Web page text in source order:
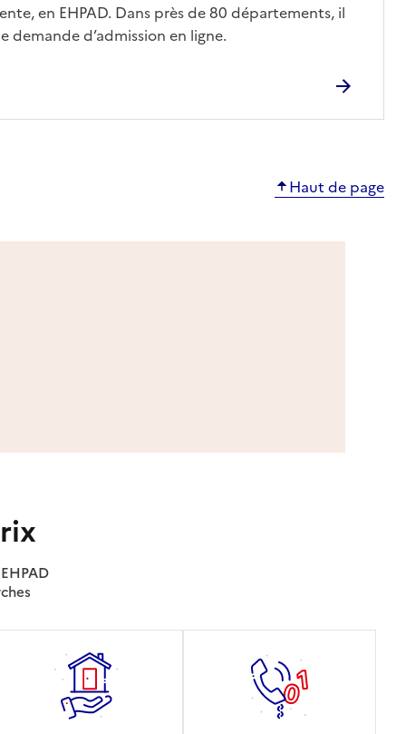
en EHPAD. Dans près de 80 départements, il
demande d’admission en ligne.
Haut de page